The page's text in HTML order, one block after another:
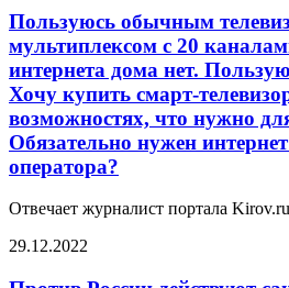
Пользуюсь обычным
мультиплексом с 20
интернета дома нет.
Хочу купить смарт-
возможностях, что нужно
Обязательно нужен
оператора?
Отвечает журналист портала
29.12.2022